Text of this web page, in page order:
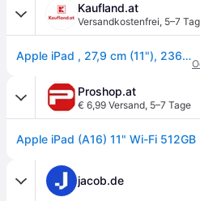
Kaufland.at
Versandkostenfrei, 5–7
Apple iPad , 27,9 cm (11"), 2360 x 1640 Pixel, 512 GB, iPadOS 18, 477 g, Blau
Proshop.at
€ 6,99 Versand, 5–7 Tage
Apple iPad (A16) 11" Wi-Fi 512GB
jacob.de